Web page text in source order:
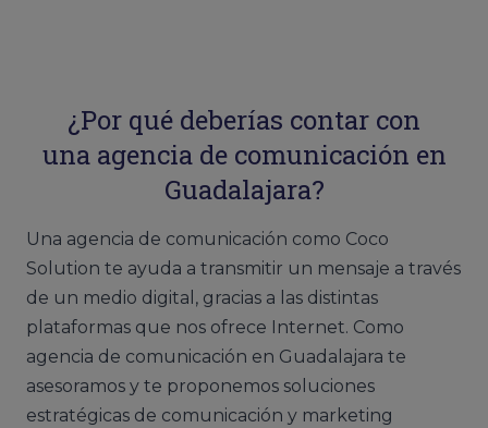
¿Por qué deberías contar con
una agencia de comunicación en
Guadalajara?
Una agencia de comunicación como Coco
Solution te ayuda a transmitir un mensaje a través
de un medio digital, gracias a las distintas
plataformas que nos ofrece Internet. Como
agencia de comunicación en Guadalajara te
asesoramos y te proponemos soluciones
estratégicas de comunicación y marketing